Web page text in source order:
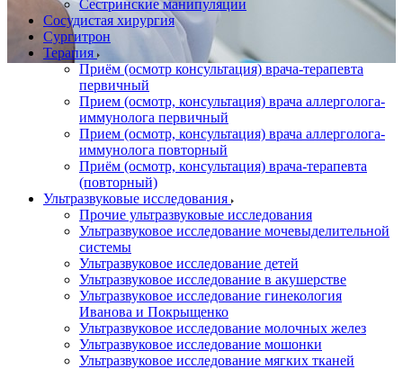
Сестринские манипуляции
Сосудистая хирургия
Сургитрон
Терапия
Приём (осмотр консультация) врача-терапевта
первичный
Прием (осмотр, консультация) врача аллерголога-
иммунолога первичный
Прием (осмотр, консультация) врача аллерголога-
иммунолога повторный
Приём (осмотр, консультация) врача-терапевта
(повторный)
Ультразвуковые исследования
Прочие ультразвуковые исследования
Ультразвуковое исследование мочевыделительной
системы
Ультразвуковое исследование детей
Ультразвуковое исследование в акушерстве
Ультразвуковое исследование гинекология
Иванова и Покрыщенко
Ультразвуковое исследование молочных желез
Ультразвуковое исследование мошонки
Ультразвуковое исследование мягких тканей